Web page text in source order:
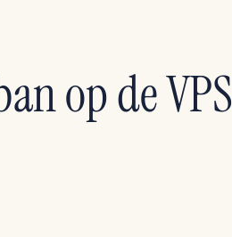
op de VPS